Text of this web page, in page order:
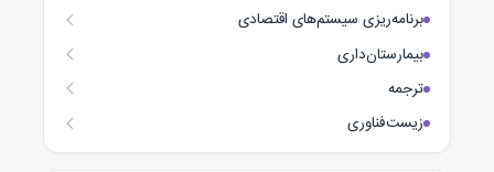
برنامه‌ریزی سیستم‌های اقتصادی
بیمارستان‌داری
ترجمه
زیست‌فناوری